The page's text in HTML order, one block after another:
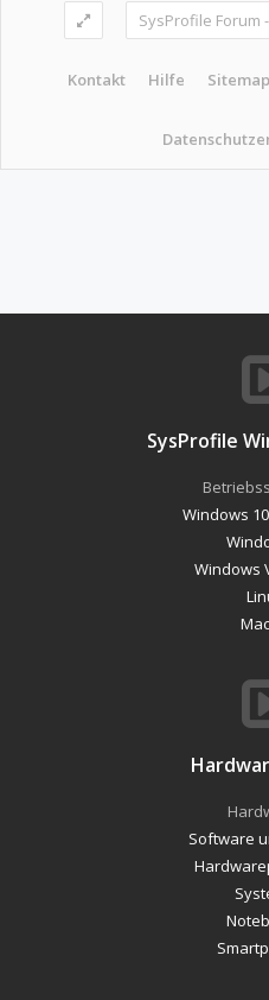
SysProfile Forum -
Kontakt Hilfe Sitemap
SysProfile
Windows 10
Windows
Software